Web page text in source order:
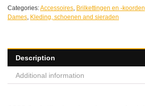
Categories:Accessoires, Brilkettingen en -koorden
Dames, Kleding, schoenen and sieraden
Description
Additional information